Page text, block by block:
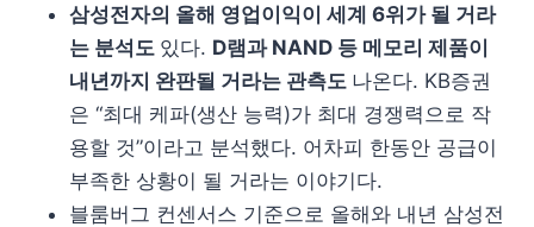
삼성전자의 올해 영업이익이 세계 6위가 될 거라
는 분석도 있다. D램과 NAND 등 메모리 제품이
내년까지 완판될 거라는 관측도 나온다. KB증권
은 “최대 케파(생산 능력)가 최대 경쟁력으로 작
용할 것”이라고 분석했다. 어차피 한동안 공급이
부족한 상황이 될 거라는 이야기다.
블룸버그 컨센서스 기준으로 올해와 내년 삼성전